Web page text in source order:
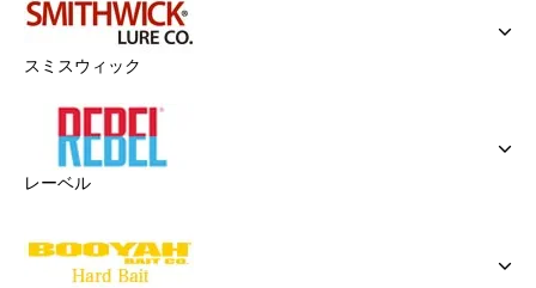
スミスウィック
レーベル